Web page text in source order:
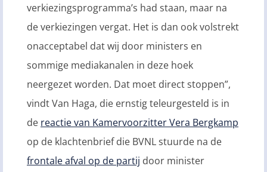
verkiezingsprogramma’s had staan, maar na
de verkiezingen vergat. Het is dan ook volstrekt
onacceptabel dat wij door ministers en
sommige mediakanalen in deze hoek
neergezet worden. Dat moet direct stoppen”,
vindt Van Haga, die ernstig teleurgesteld is in
de reactie van Kamervoorzitter Vera Bergkamp
op de klachtenbrief die BVNL stuurde na de
frontale afval op de partij door minister